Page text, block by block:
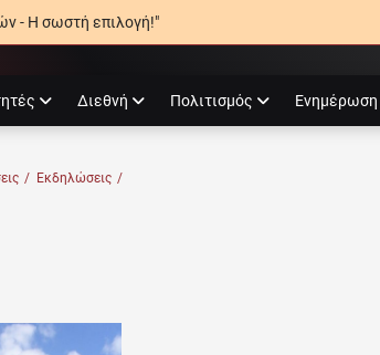
- Η σωστή επιλογή!"
Διεθνή Πολιτισμός Ενημέρωση
/ Εκδηλώσεις /